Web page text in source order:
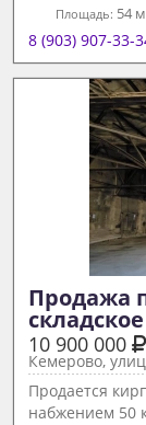
Площадь: 54 м
8 (903) 907-33-
Продажа
10 900 000
Кемерово,
Продается
набжением 50